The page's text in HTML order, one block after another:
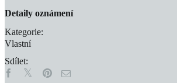
Detaily oznámení
Kategorie:
Vlastní
Sdílet: